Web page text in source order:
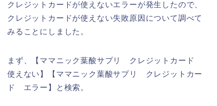
クレジットカードが使えないエラーが発生したので、
クレジットカードが使えない失敗原因について調べて
みることにしました。
まず、【ママニック葉酸サプリ クレジットカード
使えない】【ママニック葉酸サプリ クレジットカー
ド エラー】と検索。